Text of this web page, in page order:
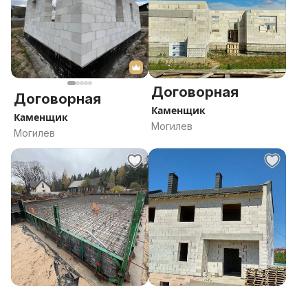
Договорная
Каменщик
Могилев
Договорная
Каменщик
Могилев